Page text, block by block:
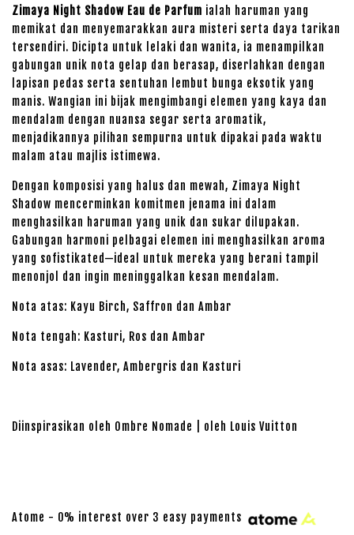
Zimaya Night Shadow Eau de Parfum ialah haruman yang
memikat dan menyemarakkan aura misteri serta daya tarikan
tersendiri. Dicipta untuk lelaki dan wanita, ia menampilkan
gabungan unik nota gelap dan berasap, diserlahkan dengan
lapisan pedas serta sentuhan lembut bunga eksotik yang
manis. Wangian ini bijak mengimbangi elemen yang kaya dan
mendalam dengan nuansa segar serta aromatik,
menjadikannya pilihan sempurna untuk dipakai pada waktu
malam atau majlis istimewa.
Dengan komposisi yang halus dan mewah, Zimaya Night
Shadow mencerminkan komitmen jenama ini dalam
menghasilkan haruman yang unik dan sukar dilupakan.
Gabungan harmoni pelbagai elemen ini menghasilkan aroma
yang sofistikated—ideal untuk mereka yang berani tampil
menonjol dan ingin meninggalkan kesan mendalam.
Nota atas: Kayu Birch, Saffron dan Ambar
Nota tengah: Kasturi, Ros dan Ambar
Nota asas: Lavender, Ambergris dan Kasturi
Diinspirasikan oleh Ombre Nomade | oleh Louis Vuitton
Atome - 0% interest over 3 easy payments